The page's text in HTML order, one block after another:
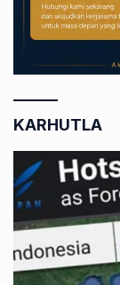
KARHUTLA